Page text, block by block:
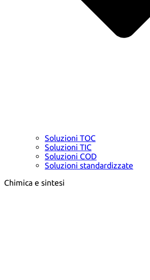
Soluzioni TOC
Soluzioni TIC
Soluzioni COD
Soluzioni standardizzate
Chimica e sintesi